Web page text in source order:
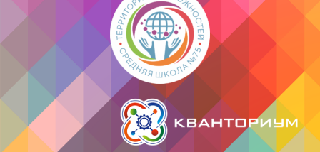
Официальный сайт МБОУ
«Школа №75»